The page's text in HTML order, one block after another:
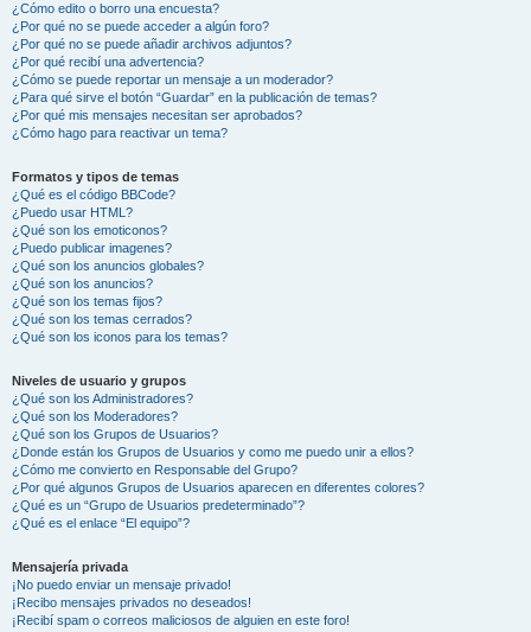
¿Cómo edito o borro una encuesta?
¿Por qué no se puede acceder a algún foro?
¿Por qué no se puede añadir archivos adjuntos?
¿Por qué recibí una advertencia?
¿Cómo se puede reportar un mensaje a un moderador?
¿Para qué sirve el botón “Guardar” en la publicación de temas?
¿Por qué mis mensajes necesitan ser aprobados?
¿Cómo hago para reactivar un tema?
Formatos y tipos de temas
¿Qué es el código BBCode?
¿Puedo usar HTML?
¿Qué son los emoticonos?
¿Puedo publicar imagenes?
¿Qué son los anuncios globales?
¿Qué son los anuncios?
¿Qué son los temas fijos?
¿Qué son los temas cerrados?
¿Qué son los iconos para los temas?
Niveles de usuario y grupos
¿Qué son los Administradores?
¿Qué son los Moderadores?
¿Qué son los Grupos de Usuarios?
¿Donde están los Grupos de Usuarios y como me puedo unir a ellos?
¿Cómo me convierto en Responsable del Grupo?
¿Por qué algunos Grupos de Usuarios aparecen en diferentes colores?
¿Qué es un “Grupo de Usuarios predeterminado”?
¿Qué es el enlace “El equipo”?
Mensajería privada
¡No puedo enviar un mensaje privado!
¡Recibo mensajes privados no deseados!
¡Recibí spam o correos maliciosos de alguien en este foro!